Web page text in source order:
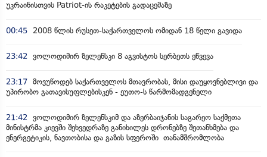
უკრაინისთვის Patriot-ის რაკეტების გადაცემაზე
00:45 2008 წლის რუსეთ-საქართველოს ომიდან 18 წელი გავიდა
23:42 ვოლოდიმირ ზელენსკი 8 აგვისტოს სერბეთს ეწვევა
23:17 მოვუწოდებ საქართველოს მთავრობას, მისი დაუყოვნებლივი და
უპირობო გათავისუფლებისკენ - ეუთო-ს წარმომადგენელი
21:42 ვოლოდიმირ ზელენსკიმ და აზერბაიჯანის საგარეო საქმეთა
მინისტრმა კიევში შეხვედრაზე განიხილეს დრონებზე შეთანხმება და
ენერგეტიკის, ნავთობისა და გაზის სფეროში თანამშრომლობა